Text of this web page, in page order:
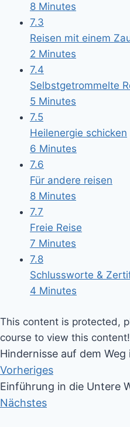
8 Minutes
7.3
Reisen mit einem
2 Minutes
7.4
Selbstgetrommelte
5 Minutes
7.5
Heilenergie schicken
6 Minutes
7.6
Für andere reisen
8 Minutes
7.7
Freie Reise
7 Minutes
7.8
Schlussworte &
4 Minutes
This content is protected,
course to view this content!
Hindernisse auf dem
Vorheriges
Einführung in die Untere
Nächstes